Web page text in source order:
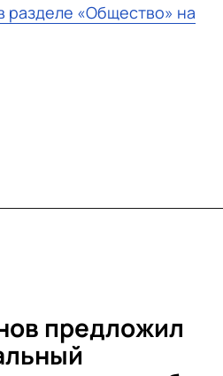
разделе «Общество» на
предложил